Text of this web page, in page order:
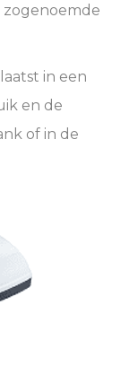
in een
en de
of in de